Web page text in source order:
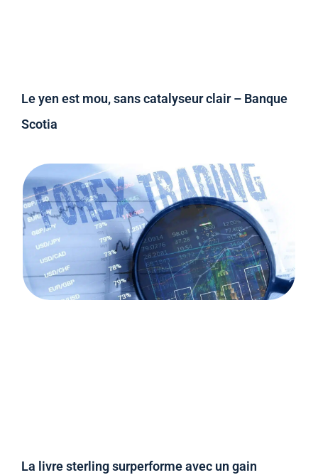
Le yen est mou, sans catalyseur clair – Banque
Scotia
La livre sterling surperforme avec un gain